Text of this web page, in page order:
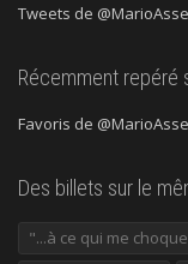
Tweets de
Récemment repéré
Favoris de
Des billets sur le
"...à ce qui me